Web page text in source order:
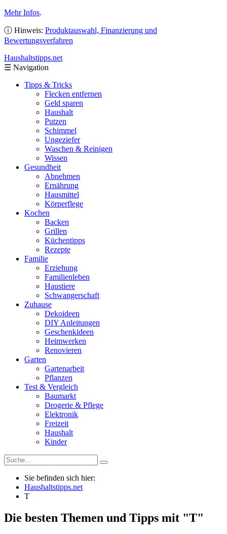
Mehr Infos.
ⓘ Hinweis: Produktauswahl, Finanzierung und
Bewertungsverfahren
Haushaltstipps.net
☰ Navigation
Tipps & Tricks
Flecken entfernen
Geld sparen
Haushalt
Putzen
Schimmel
Ungeziefer
Waschen & Reinigen
Wissen
Gesundheit
Abnehmen
Ernährung
Hausmittel
Körperflege
Kochen
Backen
Grillen
Küchentipps
Rezepte
Familie
Erziehung
Familienleben
Haustiere
Schwangerschaft
Zuhause
Dekoideen
DIY Anleitungen
Geschenkideen
Heimwerken
Renovieren
Garten
Gartenarbeit
Pflanzen
Test & Vergleich
Baumarkt
Drogerie & Pflege
Elektronik
Freizeit
Haushalt
Kinder
Sie befinden sich hier:
Haushaltstipps.net
T
Die besten Themen und Tipps mit "T"